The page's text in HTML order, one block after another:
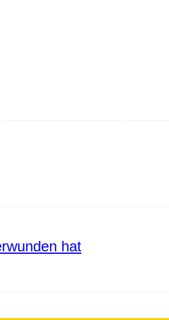
hat